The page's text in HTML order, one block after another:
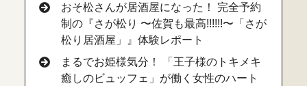
おそ松さんが居酒屋になった！ 完全予約
制の『さが松り 〜佐賀も最高!!!!!!〜「さが
松り居酒屋」』体験レポート
まるでお姫様気分！ 「王子様のトキメキ
癒しのビュッフェ」が働く女性のハート